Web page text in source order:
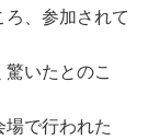
、参加されて
いたとのこ
で行われた